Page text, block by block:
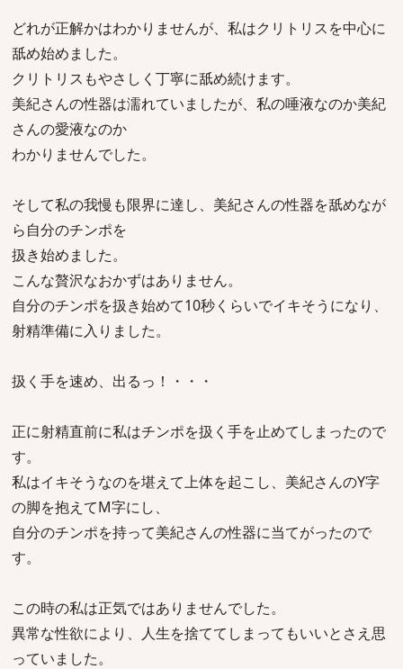
どれが正解かはわかりませんが、私はクリトリスを中心に
舐め始めました。
クリトリスもやさしく丁寧に舐め続けます。
美紀さんの性器は濡れていましたが、私の唾液なのか美紀
さんの愛液なのか
わかりませんでした。
そして私の我慢も限界に達し、美紀さんの性器を舐めなが
ら自分のチンポを
扱き始めました。
こんな贅沢なおかずはありません。
自分のチンポを扱き始めて10秒くらいでイキそうになり、
射精準備に入りました。
扱く手を速め、出るっ！・・・
正に射精直前に私はチンポを扱く手を止めてしまったので
す。
私はイキそうなのを堪えて上体を起こし、美紀さんのY字
の脚を抱えてM字にし、
自分のチンポを持って美紀さんの性器に当てがったので
す。
この時の私は正気ではありませんでした。
異常な性欲により、人生を捨ててしまってもいいとさえ思
っていました。